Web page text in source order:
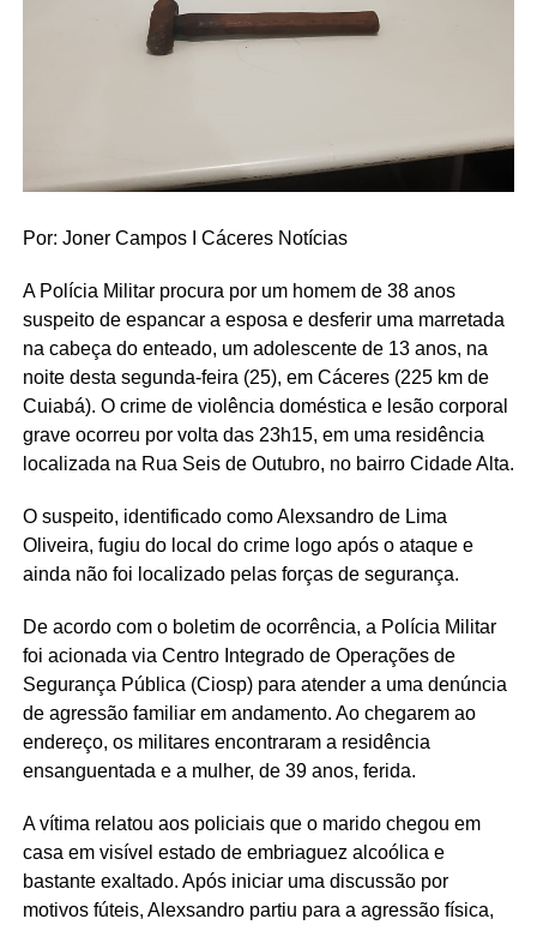
Por: Joner Campos I Cáceres Notícias
A Polícia Militar procura por um homem de 38 anos
suspeito de espancar a esposa e desferir uma marretada
na cabeça do enteado, um adolescente de 13 anos, na
noite desta segunda-feira (25), em Cáceres (225 km de
Cuiabá). O crime de violência doméstica e lesão corporal
grave ocorreu por volta das 23h15, em uma residência
localizada na Rua Seis de Outubro, no bairro Cidade Alta.
O suspeito, identificado como Alexsandro de Lima
Oliveira, fugiu do local do crime logo após o ataque e
ainda não foi localizado pelas forças de segurança.
De acordo com o boletim de ocorrência, a Polícia Militar
foi acionada via Centro Integrado de Operações de
Segurança Pública (Ciosp) para atender a uma denúncia
de agressão familiar em andamento. Ao chegarem ao
endereço, os militares encontraram a residência
ensanguentada e a mulher, de 39 anos, ferida.
A vítima relatou aos policiais que o marido chegou em
casa em visível estado de embriaguez alcoólica e
bastante exaltado. Após iniciar uma discussão por
motivos fúteis, Alexsandro partiu para a agressão física,